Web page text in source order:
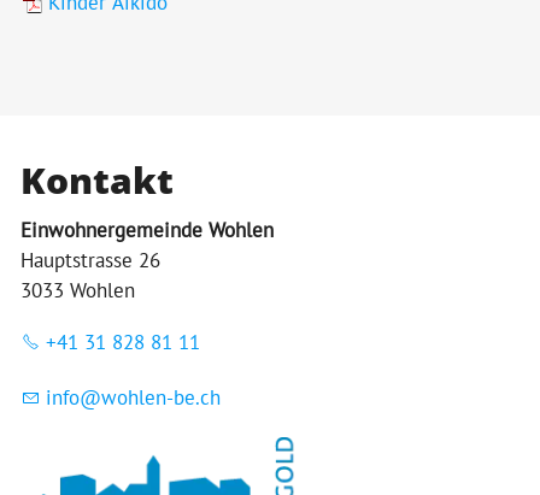
Kontakt
Einwohnergemeinde Wohlen
Hauptstrasse 26
3033 Wohlen
+41 31 828 81 11
nf w hl n-b ch